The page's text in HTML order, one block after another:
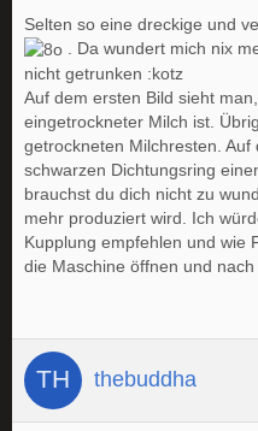
Selten so eine dreckige und
. Da wundert mich nix
nicht getrunken :kotz
Auf dem ersten Bild sieht
eingetrockneter Milch ist.
getrockneten Milchresten.
schwarzen Dichtungsring
brauchst du dich nicht zu
mehr produziert wird. Ich
Kupplung empfehlen und wie
die Maschine öffnen und
thebuddha